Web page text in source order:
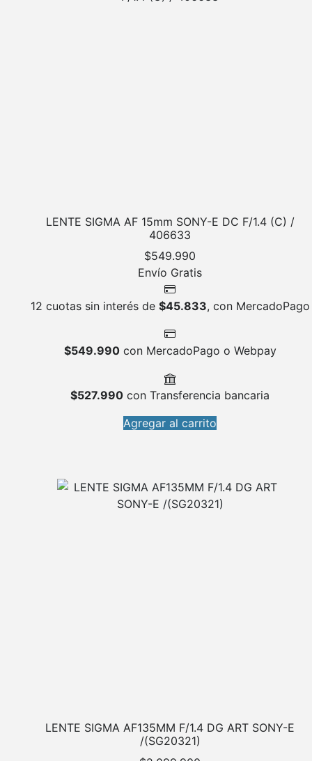
LENTE SIGMA AF 15mm SONY-E DC F/1.4 (C) /
406633
$549.990
Envío Gratis
12 cuotas sin interés de $45.833, con MercadoPago
$549.990con MercadoPago o Webpay
$527.990 con Transferencia bancaria
Agregar al carrito
LENTE SIGMA AF135MM F/1.4 DG ART SONY-E
/(SG20321)